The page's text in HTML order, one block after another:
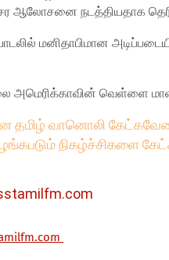
ஆலோசனை நடத்தியதாக
மனிதாபிமான
அமெரிக்காவின் வெள்ளை
தமிழ் வானொலி கேட்கவே
நிகழ்ச்சிகளை